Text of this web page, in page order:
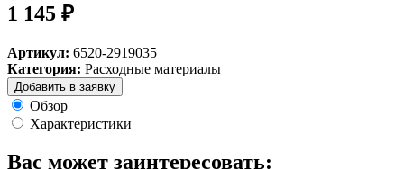
1 145 ₽
Артикул: 6520-2919035
Категория: Расходные материалы
Добавить в заявку
Обзор
Характеристики
Вас может заинтересовать: